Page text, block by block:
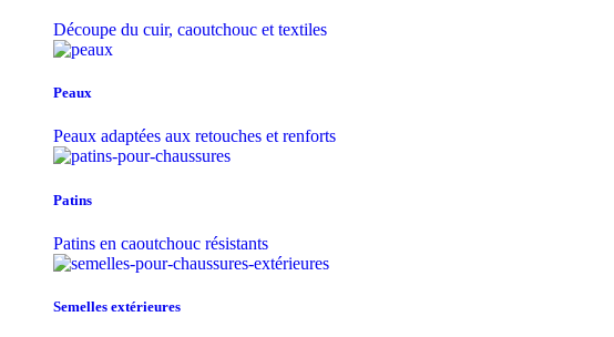
Découpe du cuir, caoutchouc et textiles
Peaux
Peaux adaptées aux retouches et renforts
Patins
Patins en caoutchouc résistants
Semelles extérieures